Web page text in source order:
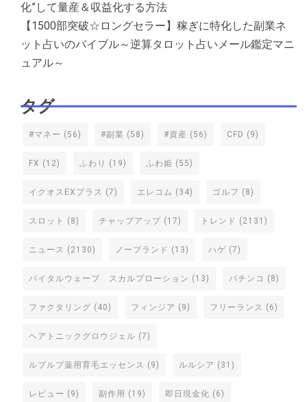
化”して量産＆収益化する方法
【1500部突破☆ロングセラー】稼ぎに特化した副業ネ
ット占いのバイブル～逆算タロット占いメール鑑定マニ
ュアル～
タグ
#マネー (56) #副業 (58) #資産 (56) CFD (9)
FX (12) ふわり (19) ふわ姫 (55)
イクオスEXプラス (7) エレコム (34) ゴルフ (8)
スロット (8) チャップアップ (17) トレンド (2131)
ニュース (2130) ノーブランド (13) ハゲ (7)
バイタルウェーブ スカルプローション (13) パチンコ (8)
ファクタリング (40) フィンジア (9) フリーランス (6)
ヘアトニックグロウジェル (7)
ルプルプ薬用育毛エッセンス (9) ルルシア (31)
レビュー (9) 副作用 (19) 即日現金化 (6)